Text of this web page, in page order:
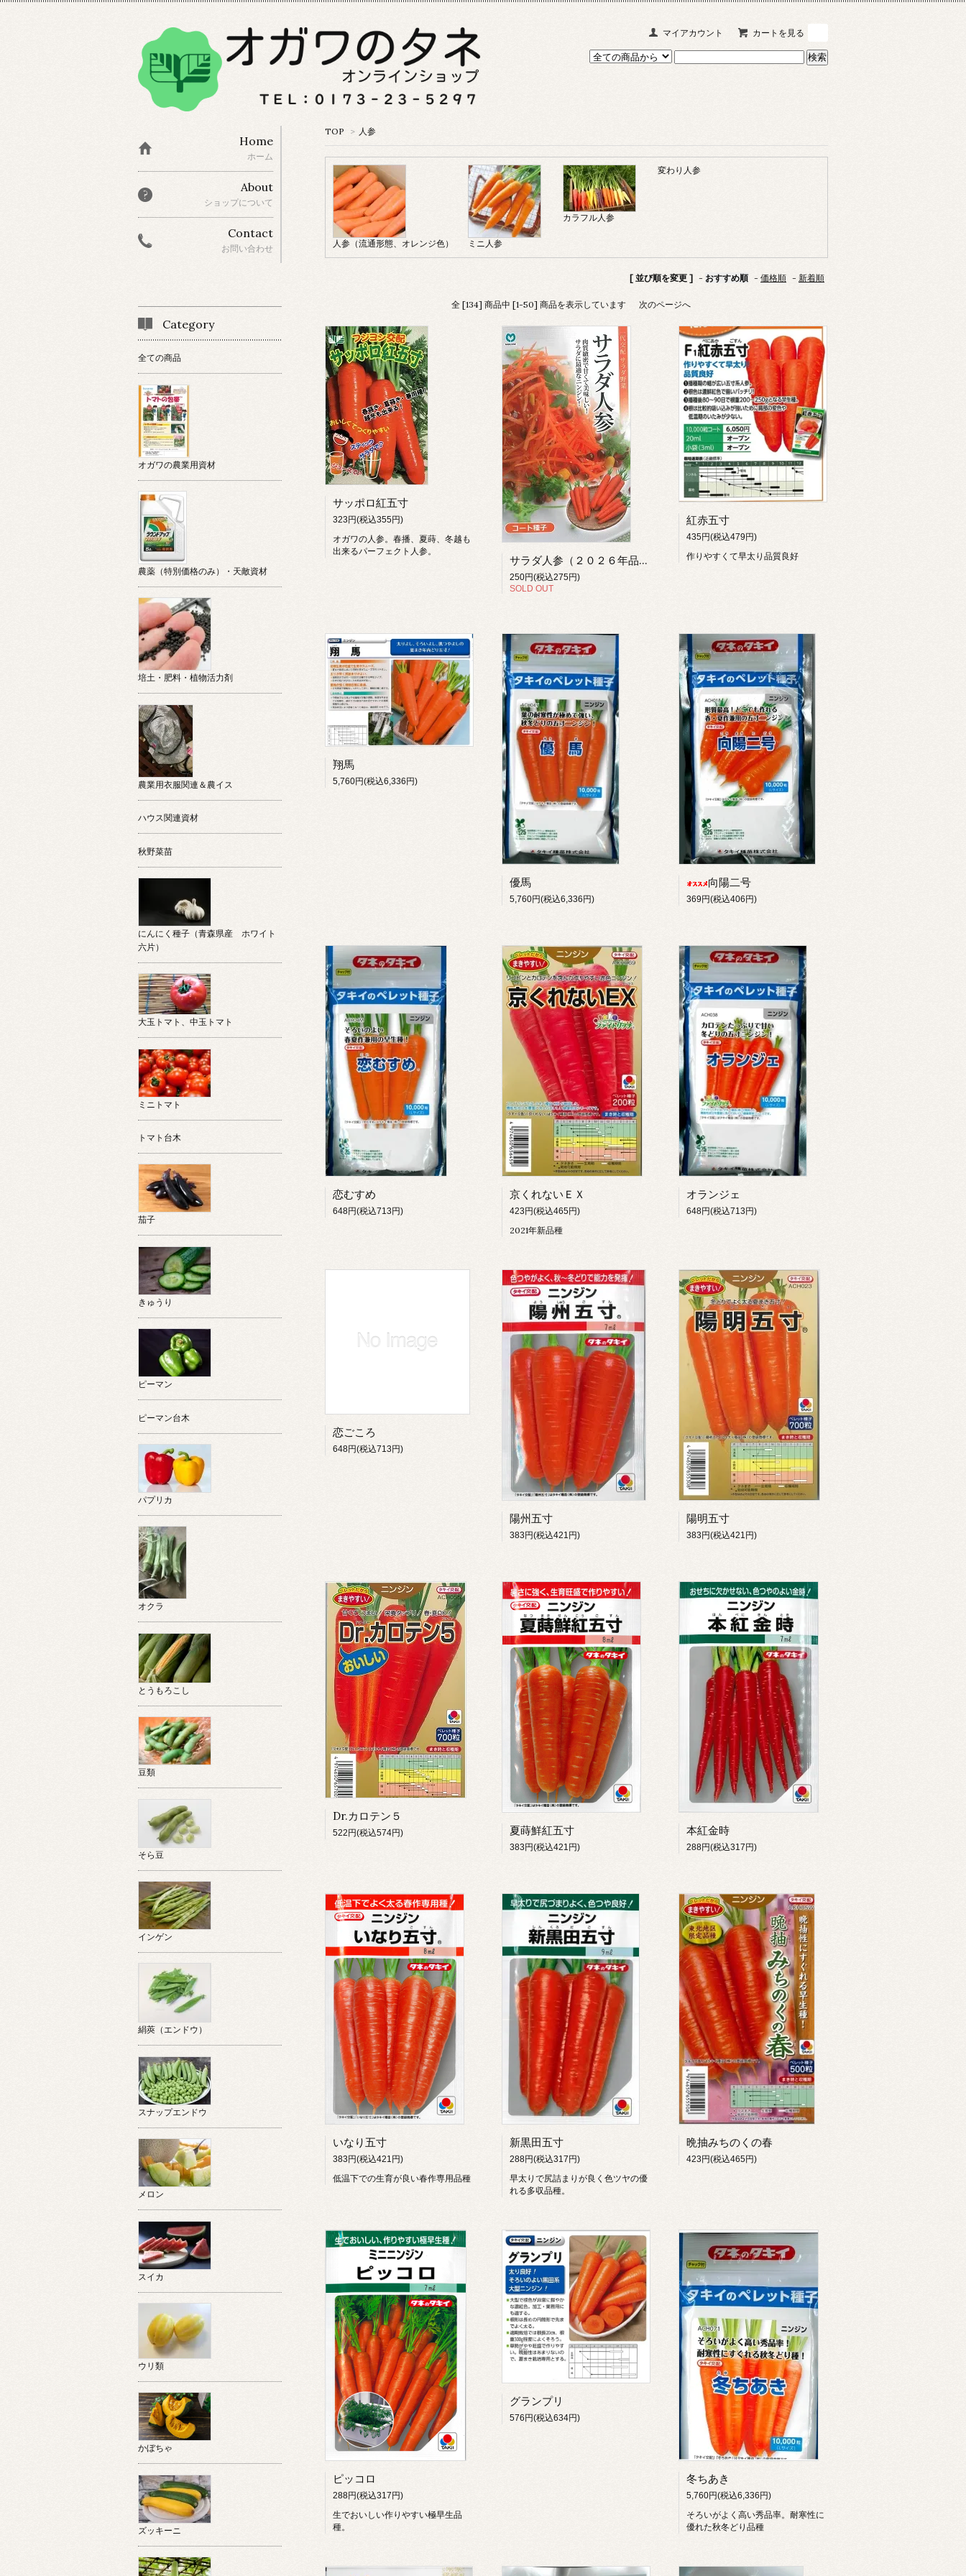
マイアカウント カートを見る
TOP > 人参
人参（流通形態、オレンジ色） ミニ人参
カラフル人参
変わり人参
[ 並び順を変更 ] - おすすめ順 - 価格順 - 新着順
全 [134] 商品中 [1-50] 商品を表示しています 次のページへ
サッポロ紅五寸
323円(税込355円)
オガワの人参。春播、夏蒔、冬越も
出来るパーフェクト人参。
サラダ人参（２０２６年品切）
250円(税込275円)
SOLD OUT
紅赤五寸
435円(税込479円)
作りやすくて早太り品質良好
翔馬
5,760円(税込6,336円)
優馬
5,760円(税込6,336円)
向陽二号
369円(税込406円)
恋むすめ
648円(税込713円)
京くれないＥＸ
423円(税込465円)
2021年新品種
オランジェ
648円(税込713円)
恋ごころ
648円(税込713円)
陽州五寸
383円(税込421円)
陽明五寸
383円(税込421円)
Dr.カロテン５
522円(税込574円) 夏蒔鮮紅五寸
383円(税込421円)
本紅金時
288円(税込317円)
いなり五寸
383円(税込421円)
低温下での生育が良い春作専用品種
新黒田五寸
288円(税込317円)
早太りで尻詰まりが良く色ツヤの優
れる多収品種。
晩抽みちのくの春
423円(税込465円)
ピッコロ
288円(税込317円)
生でおいしい作りやすい極早生品
種。
グランプリ
576円(税込634円)
冬ちあき
5,760円(税込6,336円)
そろいがよく高い秀品率。耐寒性に
優れた秋冬どり品種
Home
ホーム
About
ショップについて
Contact
お問い合わせ
Category
全ての商品
オガワの農業用資材
農薬（特別価格のみ）・天敵資材
培土・肥料・植物活力剤
農業用衣服関連＆農イス
ハウス関連資材
秋野菜苗
にんにく種子（青森県産 ホワイト
六片）
大玉トマト、中玉トマト
ミニトマト
トマト台木
茄子
きゅうり
ピーマン
ピーマン台木
パプリカ
オクラ
とうもろこし
豆類
そら豆
インゲン
絹莢（エンドウ）
スナップエンドウ
メロン
スイカ
ウリ類
かぼちゃ
ズッキーニ